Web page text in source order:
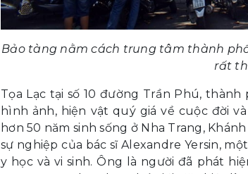
Bảo tàng nằm cách trung tâm thành
rất
Tọa Lạc tại số 10 đường Trần Phú,
hình ảnh, hiện vật quý giá về cuộc đời
hơn 50 năm sinh sống ở Nha Trang,
sự nghiệp của bác sĩ Alexandre Yersin,
y học và vi sinh. Ông là người đã phát